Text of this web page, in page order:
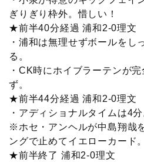
ぎりぎり枠外。惜しい！
★前半40分経過 浦和2-0理文
・浦和は無理せずボールをし
る。
・CK時にホイブラーテンが
ず。
★前半44分経過 浦和2-0理文
・アディショナルタイムは4分
※ホセ・アンヘルが中島翔哉
ングで止めてイエローカード。
★前半終了 浦和2-0理文